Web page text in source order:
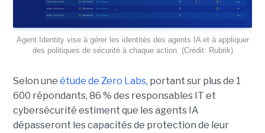
Agent Identity vise à gérer les identités des agents IA et à appliquer
des politiques de sécurité à chaque action. (Crédit: Rubrik)
Selon une étude de Zero Labs, portant sur plus de 1
600 répondants, 86 % des responsables IT et
cybersécurité estiment que les agents IA
dépasseront les capacités de protection de leur